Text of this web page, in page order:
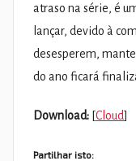
atraso na série, é
lançar, devido à
desesperem,
do ano ficará
Download: [Cloud]
Partilhar isto: